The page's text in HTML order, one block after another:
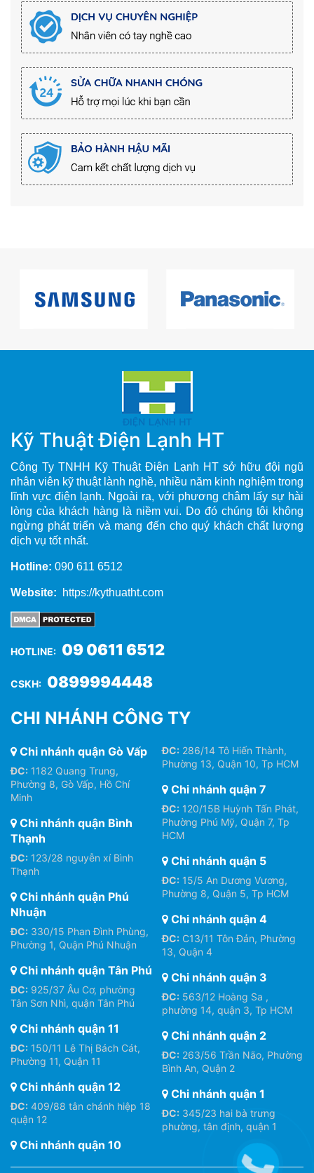
Kỹ Thuật Điện Lạnh HT
Công Ty TNHH Kỹ Thuật Điện Lạnh HT sở hữu đội ngũ
nhân viên kỹ thuật lành nghề, nhiều năm kinh nghiệm trong
lĩnh vực điện lạnh. Ngoài ra, với phương châm lấy sự hài
lòng của khách hàng là niềm vui. Do đó chúng tôi không
ngừng phát triển và mang đến cho quý khách chất lượng
dịch vụ tốt nhất.
Hotline: 090 611 6512
Website: https://kythuatht.com
HOTLINE: 09 0611 6512
CSKH: 0899994448
CHI NHÁNH CÔNG TY
Chi nhánh quận Gò Vấp
ĐC: 1182 Quang Trung,
Phường 8, Gò Vấp, Hồ Chí
Minh
Chi nhánh quận Bình
Thạnh
ĐC: 123/28 nguyễn xí Bình
Thạnh
Chi nhánh quận Phú
Nhuận
ĐC: 330/15 Phan Đình Phùng,
Phường 1, Quận Phú Nhuận
Chi nhánh quận Tân Phú
ĐC: 925/37 Âu Cơ, phường
Tân Sơn Nhì, quận Tân Phú
Chi nhánh quận 11
ĐC: 150/11 Lê Thị Bách Cát,
Phường 11, Quận 11
Chi nhánh quận 12
ĐC: 409/88 tân chánh hiệp 18
quận 12
Chi nhánh quận 10
ĐC: 286/14 Tô Hiến Thành,
Phường 13, Quận 10, Tp HCM
Chi nhánh quận 7
ĐC: 120/15B Huỳnh Tấn Phát,
Phường Phú Mỹ, Quận 7, Tp
HCM
Chi nhánh quận 5
ĐC: 15/5 An Dương Vương,
Phường 8, Quận 5, Tp HCM
Chi nhánh quận 4
ĐC: C13/11 Tôn Đản, Phường
13, Quận 4
Chi nhánh quận 3
ĐC: 563/12 Hoàng Sa ,
phường 14, quận 3, Tp HCM
Chi nhánh quận 2
ĐC: 263/56 Trần Não, Phường
Bình An, Quận 2
Chi nhánh quận 1
ĐC: 345/23 hai bà trưng
phường, tân định, quận 1